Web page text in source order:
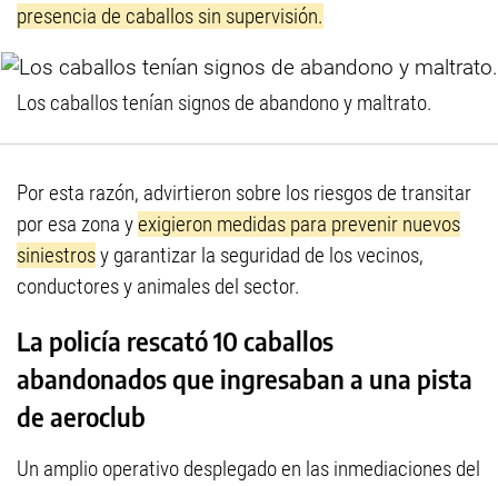
presencia de caballos sin supervisión.
Los caballos tenían signos de abandono y maltrato.
Por esta razón, advirtieron sobre los riesgos de transitar
por esa zona yexigieron medidas para prevenir nuevos
siniestrosy garantizar la seguridad de los vecinos,
conductores y animales del sector.
La policía rescató 10 caballos
abandonados que ingresaban a una pista
de aeroclub
Un amplio operativo desplegado en las inmediaciones del